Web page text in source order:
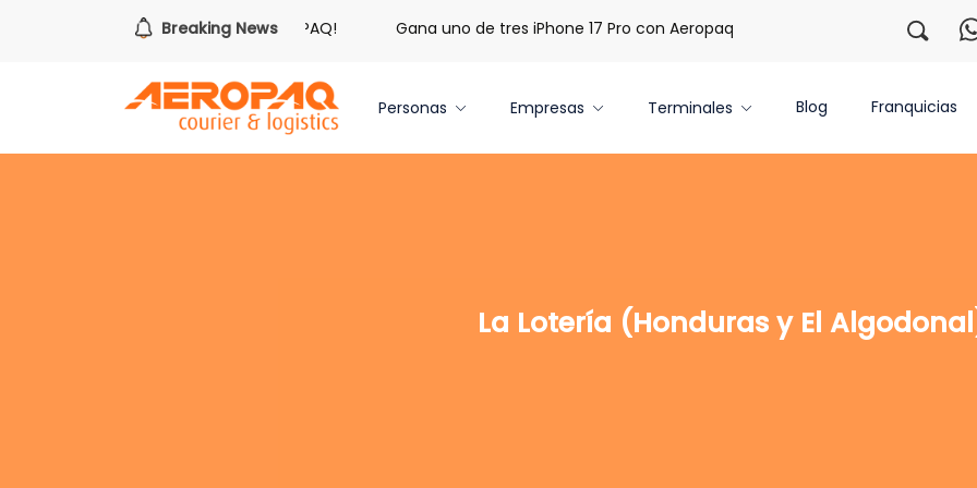
Breaking News
hora de redimir tus libras de Cash PAQ! Gana uno de tres iPhone 17 Pro con Aeropaq Prime ¡Regístrate con
Personas Empresas Terminales Blog Franquicias
La Lotería (Honduras y El